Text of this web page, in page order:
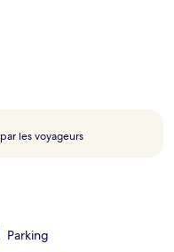
Les autres voyageurs
restaurant. Les
Náměstí Republiky, à 3
les voyageurs
Parking